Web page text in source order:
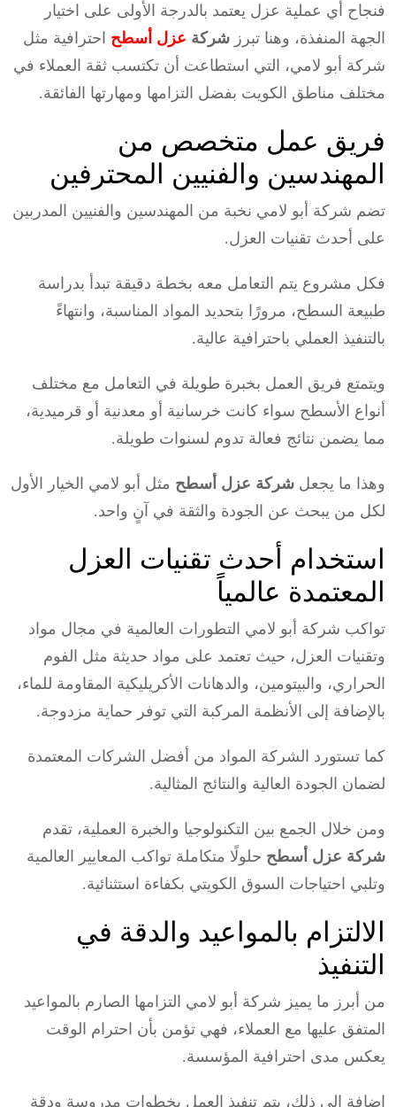
فنجاح أي عملية عزل يعتمد بالدرجة الأولى على اختيار
الجهة المنفذة، وهنا تبرز شركة عزل أسطح احترافية مثل
شركة أبو لامي، التي استطاعت أن تكتسب ثقة العملاء في
مختلف مناطق الكويت بفضل التزامها ومهارتها الفائقة.
فريق عمل متخصص من
المهندسين والفنيين المحترفين
تضم شركة أبو لامي نخبة من المهندسين والفنيين المدربين
على أحدث تقنيات العزل.
فكل مشروع يتم التعامل معه بخطة دقيقة تبدأ بدراسة
طبيعة السطح، مرورًا بتحديد المواد المناسبة، وانتهاءً
بالتنفيذ العملي باحترافية عالية.
ويتمتع فريق العمل بخبرة طويلة في التعامل مع مختلف
أنواع الأسطح سواء كانت خرسانية أو معدنية أو قرميدية،
مما يضمن نتائج فعالة تدوم لسنوات طويلة.
وهذا ما يجعل شركة عزل أسطح مثل أبو لامي الخيار الأول
لكل من يبحث عن الجودة والثقة في آنٍ واحد.
استخدام أحدث تقنيات العزل
المعتمدة عالمياً
تواكب شركة أبو لامي التطورات العالمية في مجال مواد
وتقنيات العزل، حيث تعتمد على مواد حديثة مثل الفوم
الحراري، والبيتومين، والدهانات الأكريليكية المقاومة للماء،
بالإضافة إلى الأنظمة المركبة التي توفر حماية مزدوجة.
كما تستورد الشركة المواد من أفضل الشركات المعتمدة
لضمان الجودة العالية والنتائج المثالية.
ومن خلال الجمع بين التكنولوجيا والخبرة العملية، تقدم
شركة عزل أسطح حلولًا متكاملة تواكب المعايير العالمية
وتلبي احتياجات السوق الكويتي بكفاءة استثنائية.
الالتزام بالمواعيد والدقة في
التنفيذ
من أبرز ما يميز شركة أبو لامي التزامها الصارم بالمواعيد
المتفق عليها مع العملاء، فهي تؤمن بأن احترام الوقت
يعكس مدى احترافية المؤسسة.
إضافة إلى ذلك، يتم تنفيذ العمل بخطوات مدروسة ودقة